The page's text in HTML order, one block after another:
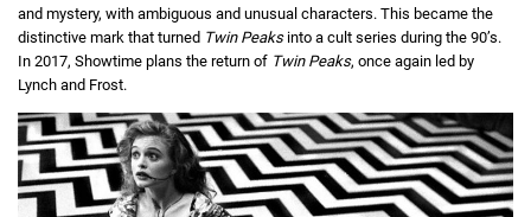
and mystery, with ambiguous and unusual characters. This became the
distinctive mark that turned Twin Peaksinto a cult series during the 90’s.
In 2017, Showtime plans the return of Twin Peaks, once again led by
Lynch and Frost.